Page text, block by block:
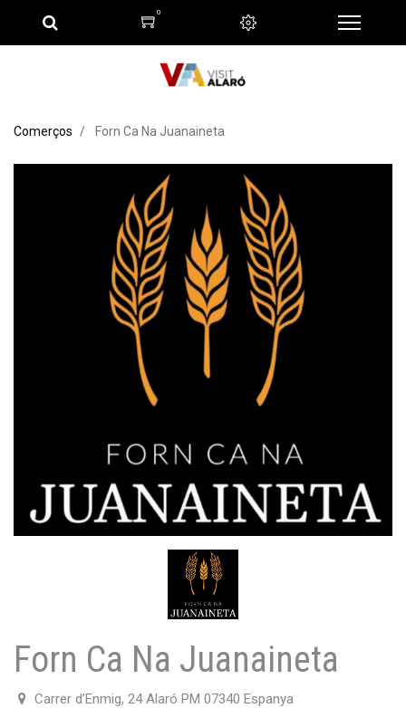
0
Comerços Forn Ca Na Juanaineta
Forn Ca Na Juanaineta
Carrer d’Enmig, 24 Alaró PM 07340 Espanya